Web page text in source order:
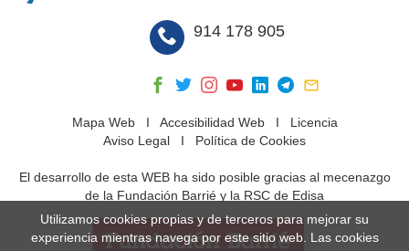
914 178 905
Mapa WebI Accesibilidad WebI Licencia
Aviso Legal I Política de Cookies
El desarrollo de esta WEB ha sido posible gracias al mecenazgo
de la Fundación Barrié y la RSC de Edisa
Utilizamos cookies propias y de terceros para mejorar su
experiencia mientras navega por este sitio web. Las cookies